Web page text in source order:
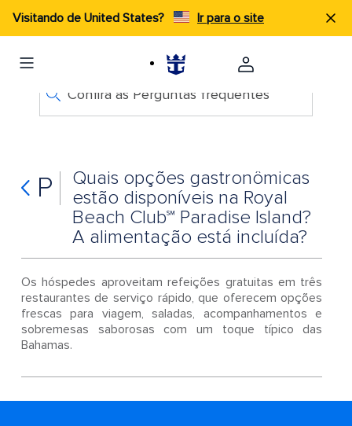
Visitando de United States? Ir para o site
Confira as Perguntas frequentes
P
Quais opções gastronômicas
estão disponíveis na Royal
Beach Club℠ Paradise Island?
A alimentação está incluída?
Os hóspedes aproveitam refeições gratuitas em três
restaurantes de serviço rápido, que oferecem opções
frescas para viagem, saladas, acompanhamentos e
sobremesas saborosas com um toque típico das
Bahamas.